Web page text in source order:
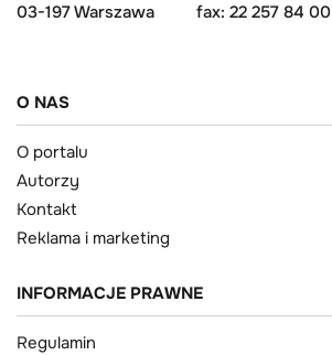
03-197 Warszawa
fax: 22 257 84 00
O NAS
O portalu
Autorzy
Kontakt
Reklama i marketing
INFORMACJE PRAWNE
Regulamin